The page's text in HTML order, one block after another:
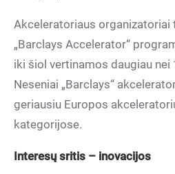
Akceleratoriaus organizatoriai
„Barclays Accelerator“
iki šiol vertinamos daugiau nei
Neseniai „Barclays“
geriausiu Europos
kategorijose.
Interesų sritis – inovacijos